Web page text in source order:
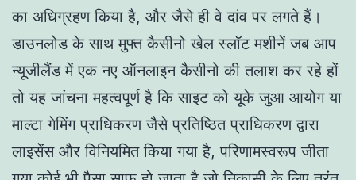
का अधिग्रहण किया है, और जैसे ही वे दांव पर लगते हैं।
डाउनलोड के साथ मुफ्त कैसीनो खेल स्लॉट मशीनें जब आप
न्यूजीलैंड में एक नए ऑनलाइन कैसीनो की तलाश कर रहे हों
तो यह जांचना महत्वपूर्ण है कि साइट को यूके जुआ आयोग या
माल्टा गेमिंग प्राधिकरण जैसे प्रतिष्ठित प्राधिकरण द्वारा
लाइसेंस और विनियमित किया गया है, परिणामस्वरूप जीता